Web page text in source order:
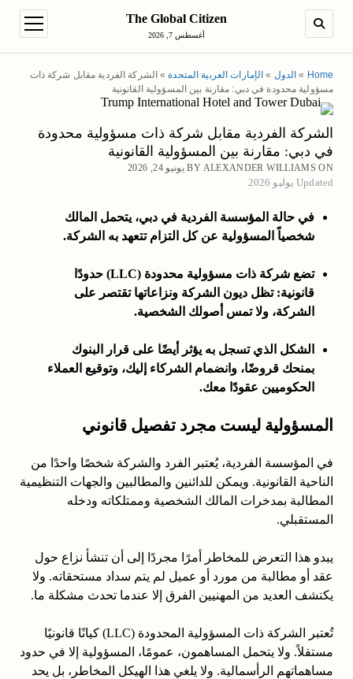
SEARCH
The Global Citizen
أغسطس 7, 2026
menu
Home
» الدول » الإمارات العربية المتحدة »الشركة الفردية مقابل شركة ذات
مسؤولية محدودة في دبي: مقارنة بين المسؤولية القانونية
الشركة الفردية مقابل شركة ذات مسؤولية محدودة
في دبي: مقارنة بين المسؤولية القانونية
BY ALEXANDER WILLIAMS ON يونيو 24, 2026
Updated يوليو 2026
في حالة المؤسسة الفردية في دبي، يتحمل المالك
شخصياً المسؤولية عن كل التزام تتعهد به الشركة.
تضع شركة ذات مسؤولية محدودة (LLC) حدودًا
قانونية: تظل ديون الشركة ونزاعاتها تقتصر على
الشركة، ولا تمس أصولك الشخصية.
الشكل الذي تسجل به يؤثر أيضًا على قرار البنوك
بمنحك قروضًا، وانضمام الشركاء إليك، وتوقيع العملاء
الحكوميين عقودًا معك.
المسؤولية ليست مجرد تفصيل قانوني
في المؤسسة الفردية، يُعتبر الفرد والشركة شخصًا واحدًا من
الناحية القانونية. ويمكن للدائنين والمطالبين والجهات التنظيمية
المطالبة بمدخرات المالك الشخصية وممتلكاته ودخله
المستقبلي.
يبدو هذا التعرض للمخاطر أمرًا مجردًا إلى أن تنشأ نزاع حول
عقد أو مطالبة من مورد أو عميل لم يتم سداد مستحقاته. ولا
يكتشف العديد من المهنيين الفرق إلا عندما تحدث مشكلة ما.
تُعتبر الشركة ذات المسؤولية المحدودة (LLC) كيانًا قانونيًا
مستقلاً. ولا يتحمل المساهمون، عمومًا، المسؤولية إلا في حدود
مساهماتهم الرأسمالية. ولا يلغي هذا الهيكل المخاطر، بل يحد